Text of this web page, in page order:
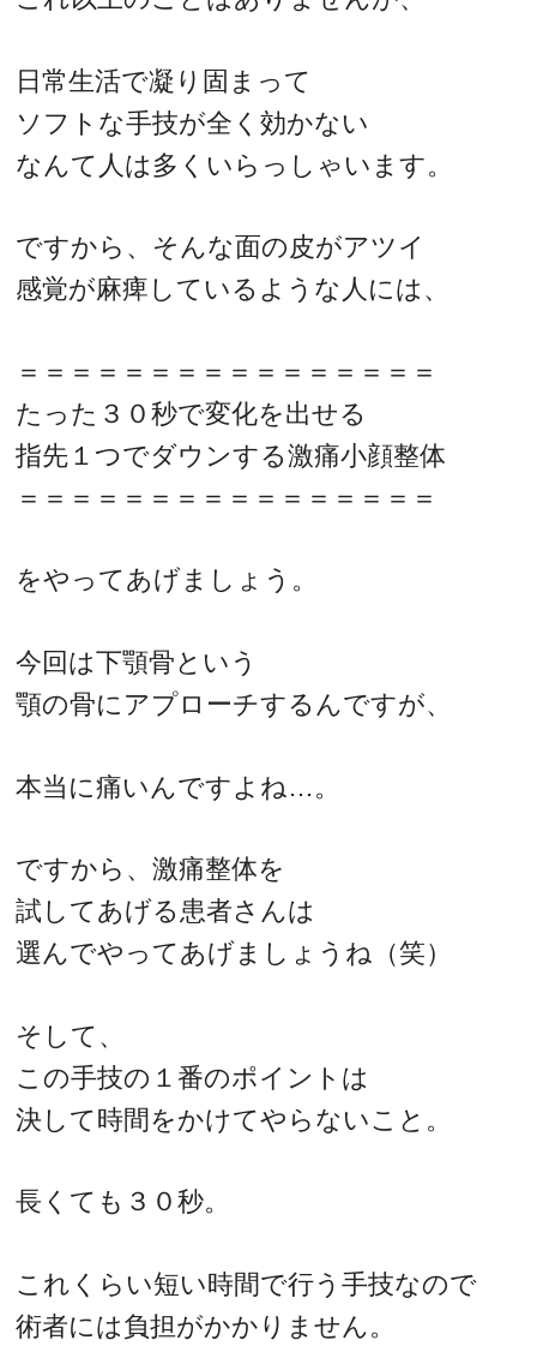
日常生活で凝り固まって
ソフトな手技が全く効かない
なんて人は多くいらっしゃいます。
ですから、そんな面の皮がアツイ
感覚が麻痺しているような人には、
＝＝＝＝＝＝＝＝＝＝＝＝＝＝＝＝
たった３０秒で変化を出せる
指先１つでダウンする激痛小顔整体
＝＝＝＝＝＝＝＝＝＝＝＝＝＝＝＝
をやってあげましょう。
今回は下顎骨という
顎の骨にアプローチするんですが、
本当に痛いんですよね…。
ですから、激痛整体を
試してあげる患者さんは
選んでやってあげましょうね（笑）
そして、
この手技の１番のポイントは
決して時間をかけてやらないこと。
長くても３０秒。
これくらい短い時間で行う手技なので
術者には負担がかかりません。